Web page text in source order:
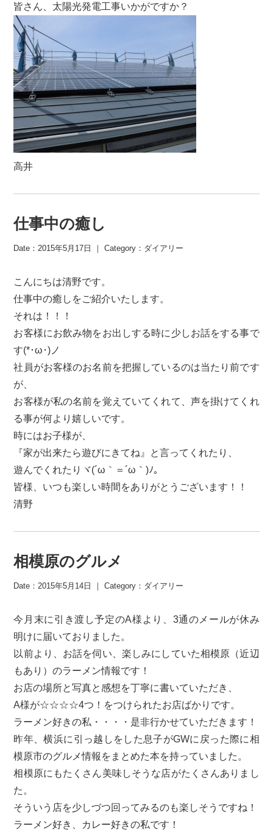
皆さん、太陽光発電工事いかがですか？
高井
仕事中の癒し
Date：2015年5月17日 ｜ Category： ダイアリー
こんにちは清野です。
仕事中の癒しをご紹介いたします。
それは！！！
お客様にお飲み物をお出しする時に少しお話をする事で
す(*･ω･)ノ
社員がお客様のお名前を把握しているのは当たり前です
が、
お客様が私の名前を覚えていてくれて、声を掛けてくれ
る事が何より嬉しいです。
時にはお子様が、
『家が出来たら遊びにきてね』と言ってくれたり、
遊んでくれたりヾ(´ω｀＝´ω｀)ﾉ。
皆様、いつも楽しい時間をありがとうございます！！
清野
相模原のグルメ
Date：2015年5月14日 ｜ Category： ダイアリー
今月末に引き渡し予定のA様より、3通のメールが休み
明けに届いておりました。
以前より、お話を伺い、楽しみにしていた相模原（近辺
もあり）のラーメン情報です！
お店の場所と写真と感想を丁寧に書いていただき、
A様が☆☆☆☆4つ！をつけられたお店ばかりです。
ラーメン好きの私・・・・是非行かせていただきます！
昨年、横浜に引っ越しをした息子がGWに戻った際に相
模原市のグルメ情報をまとめた本を持っていました。
相模原にもたくさん美味しそうな店がたくさんありまし
た。
そういう店を少しづつ回ってみるのも楽しそうですね！
ラーメン好き、カレー好きの私です！